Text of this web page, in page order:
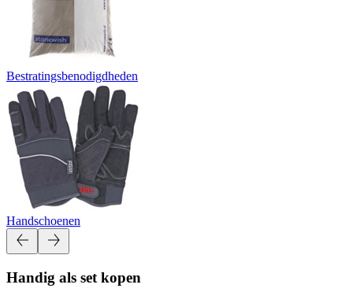
Bestratingsbenodigdheden
Handschoenen
Handig als set kopen